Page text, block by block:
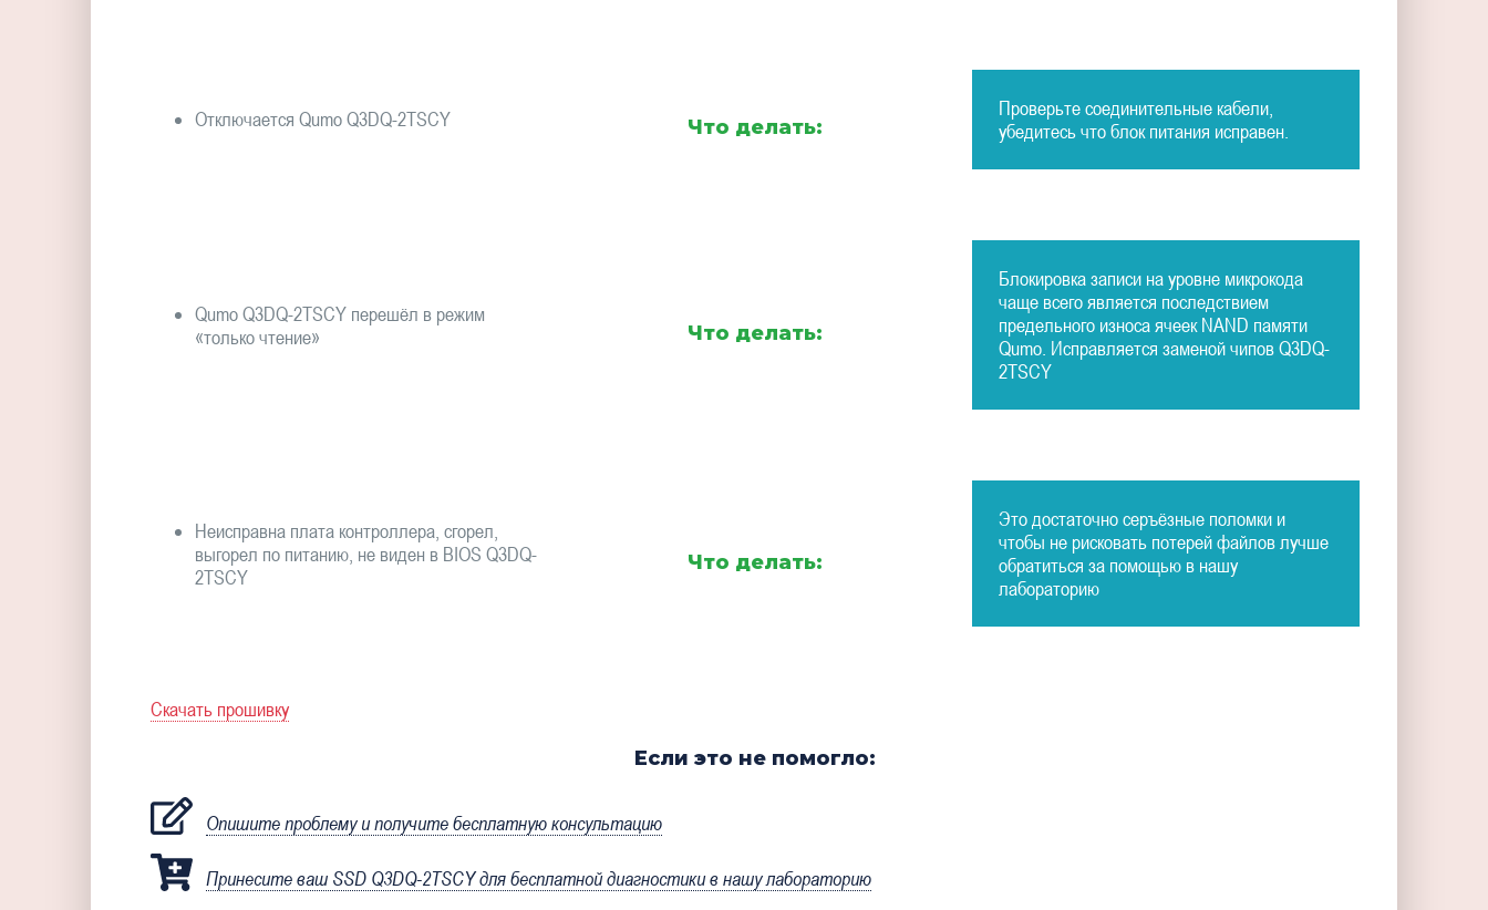
Отключается Qumo Q3DQ-2TSCY Что делать:
Проверьте соединительные кабели,
убедитесь что блок питания исправен.
Qumo Q3DQ-2TSCY перешёл в режим
«только чтение»
Что делать:
Блокировка записи на уровне микрокода
чаще всего является последствием
предельного износа ячеек NAND памяти
Qumo. Исправляется заменой чипов Q3DQ-
2TSCY
Неисправна плата контроллера, сгорел,
выгорел по питанию, не виден в BIOS Q3DQ-
2TSCY
Что делать:
Это достаточно серъёзные поломки и
чтобы не рисковать потерей файлов лучше
обратиться за помощью в нашу
лабораторию
Скачать прошивку
Если это не помогло:
Опишите проблему и получите бесплатную консультацию
Принесите ваш SSD Q3DQ-2TSCY для бесплатной диагностики в нашу лабораторию